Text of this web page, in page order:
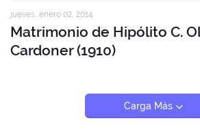
jueves, enero 02, 2014
Matrimonio de Hipólito C.
Cardoner (1910)
Carga Más